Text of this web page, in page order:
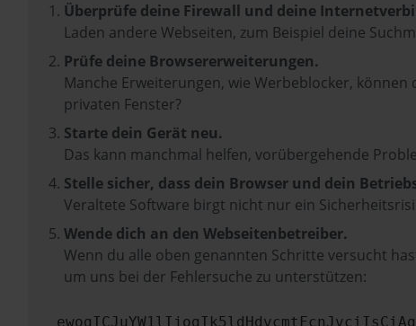
Überprüfe deine Firewall und deine
Laden andere Webseiten, zum Beispiel deine
Prüfe deine Browsererweiterungen.
Manche Erweiterungen, wie Werbeblocker,
privaten Fenster?
Starte dein Gerät neu.
Das kann manchmal helfen, vorübergehende
Stelle sicher, dass dein Browser und dein
Veraltete Software birgt nicht nur ein
Wende dich an den Webseitenbetreiber.
Wenn du alle oben genannten Schritte versucht
um uns bei der Fehlersuche zu unterstützen: